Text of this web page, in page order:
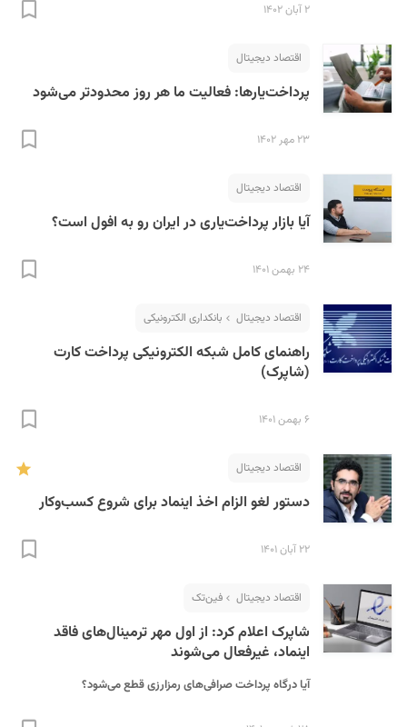
۲ آبان ۱۴۰۲
اقتصاد دیجیتال
پرداخت‌یارها: فعالیت ما هر روز محدودتر می‌شود
۲۳ مهر ۱۴۰۲
اقتصاد دیجیتال
آیا بازار پرداخت‌یاری در ایران رو به افول است؟
۲۴ بهمن ۱۴۰۱
اقتصاد دیجیتال بانکداری الکترونیکی
راهنمای کامل شبکه الکترونیکی پرداخت کارت
(شاپرک)
۶ بهمن ۱۴۰۱
اقتصاد دیجیتال
دستور لغو الزام اخذ اینماد برای شروع کسب‌و‌کار
۲۲ آبان ۱۴۰۱
اقتصاد دیجیتال فین‌تک
شاپرک اعلام کرد: از اول مهر ترمینال‌های فاقد
اینماد، غیرفعال می‌شوند
آیا درگاه پرداخت صرافی‌های رمزارزی قطع می‌شود؟